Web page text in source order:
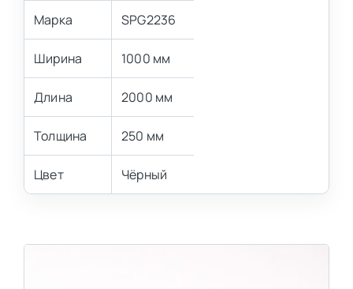
Марка SPG2236
Ширина 1000 мм
Длина 2000 мм
Толщина 250 мм
Цвет Чёрный